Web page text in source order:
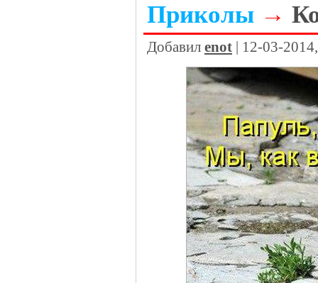
Приколы →
Добавил enot | 12-03-